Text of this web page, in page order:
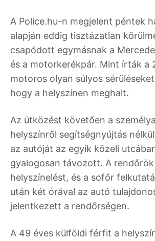
A Police.hu-n megjelent péntek
alapján eddig tisztázatlan
csapódott egymásnak a
és a motorkerékpár. Mint írták a
motoros olyan súlyos
hogy a helyszínen meghalt.
Az ütközést követően a
helyszínről segítségnyújtás
az autóját az egyik közeli
gyalogosan távozott. A
helyszínelést, és a sofőr
után két órával az autó
jelentkezett a rendőrségen.
A 49 éves külföldi férfit a